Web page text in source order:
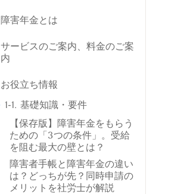
障害年金とは
サービスのご案内、料金のご案
内
お役立ち情報
1-1. 基礎知識・要件
【保存版】障害年金をもらう
ための「3つの条件」。受給
を阻む最大の壁とは？
障害者手帳と障害年金の違い
は？どっちが先？同時申請の
メリットを社労士が解説